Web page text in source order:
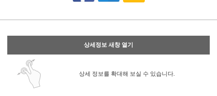
상세정보 새창 열기
상세 정보를 확대해 보실 수 있습니다.